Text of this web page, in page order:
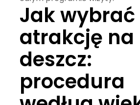
Jak wybrać
atrakcję na
deszcz:
procedura